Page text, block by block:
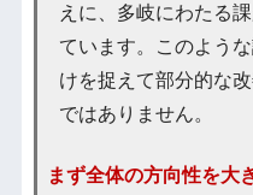
えに、多岐にわたる
ています。このよう
けを捉えて部分的な
ではありません。
まず全体の方向性を大